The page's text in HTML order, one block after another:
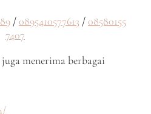
/0895410577613 /08580155
7407
menerima berbagai